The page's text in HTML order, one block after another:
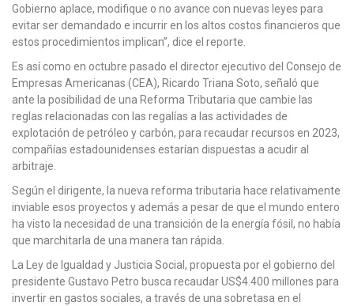
Gobierno aplace, modifique o no avance con nuevas leyes para
evitar ser demandado e incurrir en los altos costos financieros que
estos procedimientos implican”, dice el reporte.
Es así como en octubre pasado el director ejecutivo del Consejo de
Empresas Americanas (CEA), Ricardo Triana Soto, señaló que
ante la posibilidad de una Reforma Tributaria que cambie las
reglas relacionadas con las regalías a las actividades de
explotación de petróleo y carbón, para recaudar recursos en 2023,
compañías estadounidenses estarían dispuestas a acudir al
arbitraje.
Según el dirigente, la nueva reforma tributaria hace relativamente
inviable esos proyectos y además a pesar de que el mundo entero
ha visto la necesidad de una transición de la energía fósil, no había
que marchitarla de una manera tan rápida.
La Ley de Igualdad y Justicia Social, propuesta por el gobierno del
presidente Gustavo Petro busca recaudar US$4.400 millones para
invertir en gastos sociales, a través de una sobretasa en el